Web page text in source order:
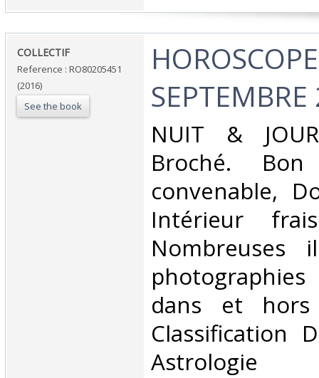
‎COLLECTIF‎
Reference : RO80205451
(2016)
See the book
‎NUIT &
Broché.
convenable,
Intérieur
Nombreuses
dans et
Classification
Astrologie‎